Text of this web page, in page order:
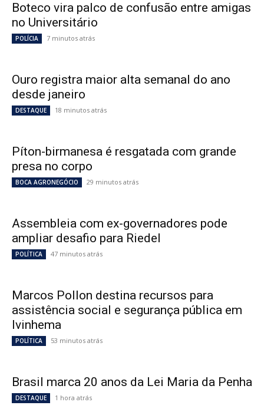
Boteco vira palco de confusão entre amigas
no Universitário
POLÍCIA 7 minutos atrás
Ouro registra maior alta semanal do ano
desde janeiro
DESTAQUE 18 minutos atrás
Píton-birmanesa é resgatada com grande
presa no corpo
BOCA AGRONEGÓCIO 29 minutos atrás
Assembleia com ex-governadores pode
ampliar desafio para Riedel
POLÍTICA 47 minutos atrás
Marcos Pollon destina recursos para
assistência social e segurança pública em
Ivinhema
POLÍTICA 53 minutos atrás
Brasil marca 20 anos da Lei Maria da Penha
DESTAQUE 1 hora atrás